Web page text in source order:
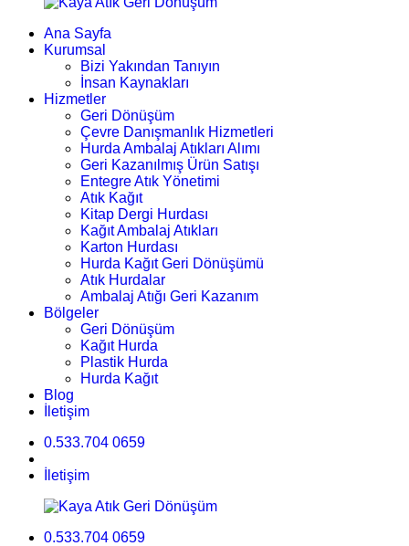
Ana Sayfa
Kurumsal
Bizi Yakından Tanıyın
İnsan Kaynakları
Hizmetler
Geri Dönüşüm
Çevre Danışmanlık Hizmetleri
Hurda Ambalaj Atıkları Alımı
Geri Kazanılmış Ürün Satışı
Entegre Atık Yönetimi
Atık Kağıt
Kitap Dergi Hurdası
Kağıt Ambalaj Atıkları
Karton Hurdası
Hurda Kağıt Geri Dönüşümü
Atık Hurdalar
Ambalaj Atığı Geri Kazanım
Bölgeler
Geri Dönüşüm
Kağıt Hurda
Plastik Hurda
Hurda Kağıt
Blog
İletişim
0.533.704 0659
İletişim
0.533.704 0659